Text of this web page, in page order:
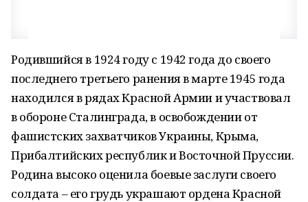
Родившийся в 1924 году с 1942 года до своего
последнего третьего ранения в марте 1945 года
находился в рядах Красной Армии и участвовал
в обороне Сталинграда, в освобождении от
фашистских захватчиков Украины, Крыма,
Прибалтийских республик и Восточной Пруссии.
Родина высоко оценила боевые заслуги своего
солдата – его грудь украшают ордена Красной